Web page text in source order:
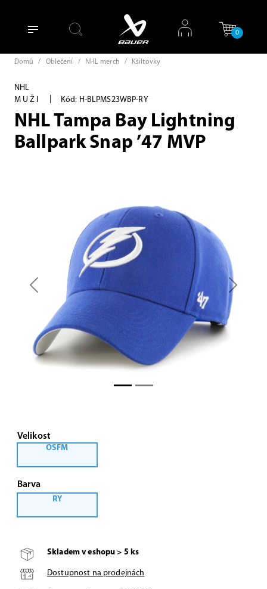
0
Domů / Oblečení / NHL merch / Kšiltovky
NHL
MUŽI
Kód: H-BLPMS23WBP-RY
NHL Tampa Bay Lightning
Ballpark Snap ’47 MVP
Previous Next
Velikost
OSFM
Barva
RY
Skladem v eshopu > 5 ks
Dostupnost na prodejnách